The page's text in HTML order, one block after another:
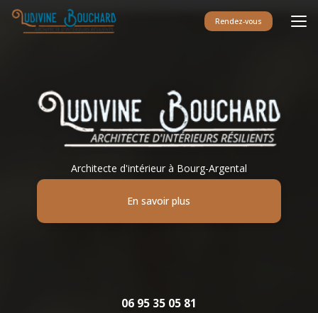
Aller
contenu
Rendez-vous
Architecte d'intérieur à Bourg-Argental
En savoir plus
06 95 35 05 81